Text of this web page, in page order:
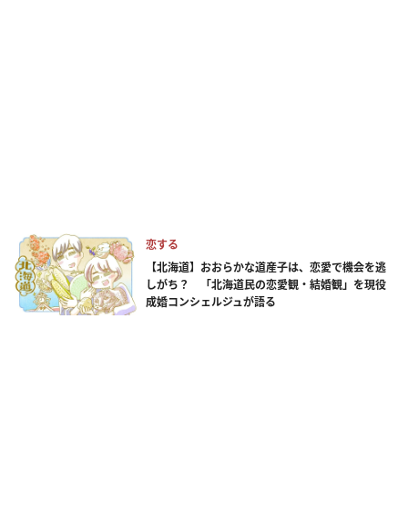
恋する
【北海道】おおらかな道産子は、恋愛で機会を逃
しがち？ 「北海道民の恋愛観・結婚観」を現役
成婚コンシェルジュが語る